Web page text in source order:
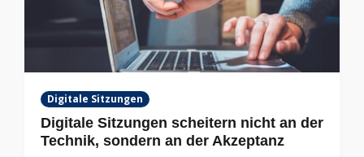
Digitale Sitzungen
Digitale Sitzungen scheitern nicht an der
Technik, sondern an der Akzeptanz